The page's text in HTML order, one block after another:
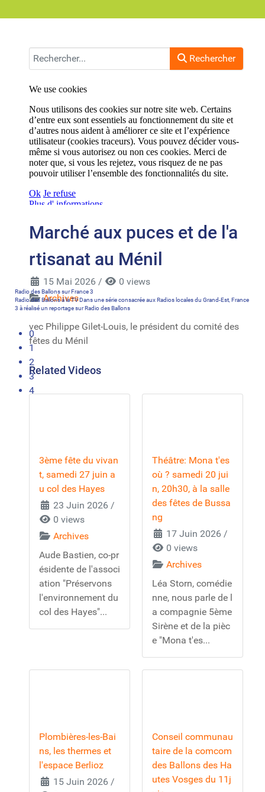
Radio des Ballons sur France 3
Radio des Ballons à la TV Dans une série consacrée aux Radios locales du Grand-Est, France
3 à réalisé un reportage sur Radio des Ballons
0
1
2
3
4
Rechercher
Marché aux puces et de l'a
rtisanat au Ménil
15 Mai 2026 /
0 views
Archives
vec Philippe Gilet-Louis, le président du comité des
fêtes du Ménil
Related Videos
3ème fête du vivan
t, samedi 27 juin a
u col des Hayes
23 Juin 2026 /
0 views
Archives
Aude Bastien, co-pr
ésidente de l'associ
ation "Préservons
l'environnement du
col des Hayes"...
Théâtre: Mona t'es
où ? samedi 20 jui
n, 20h30, à la salle
des fêtes de Bussa
ng
17 Juin 2026 /
0 views
Archives
Léa Storn, comédie
nne, nous parle de l
a compagnie 5ème
Sirène et de la pièc
e "Mona t'es...
Plombières-les-Bai
ns, les thermes et
l'espace Berlioz
15 Juin 2026 /
Conseil communau
taire de la comcom
des Ballons des Ha
utes Vosges du 11j